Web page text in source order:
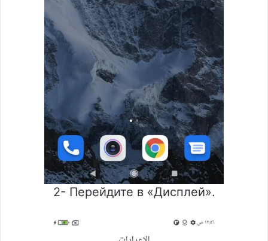
2- Перейдите в «Дисплей».